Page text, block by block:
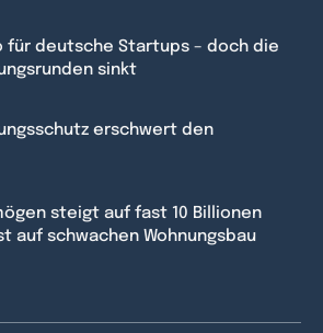
für deutsche Startups – doch die
sinkt
erschwert den
steigt auf fast 10 Billionen
auf schwachen Wohnungsbau